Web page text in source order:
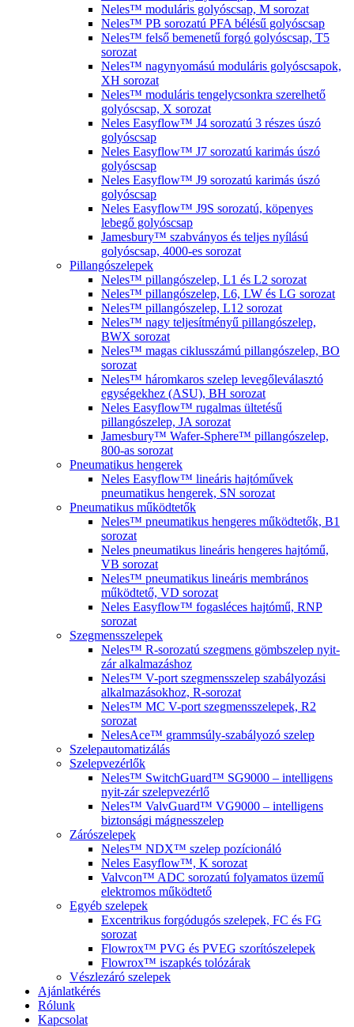
Neles™ moduláris golyóscsap, M sorozat
Neles™ PB sorozatú PFA bélésű golyóscsap
Neles™ felső bemenetű forgó golyóscsap, T5
sorozat
Neles™ nagynyomású moduláris golyóscsapok,
XH sorozat
Neles™ moduláris tengelycsonkra szerelhető
golyóscsap, X sorozat
Neles Easyflow™ J4 sorozatú 3 részes úszó
golyóscsap
Neles Easyflow™ J7 sorozatú karimás úszó
golyóscsap
Neles Easyflow™ J9 sorozatú karimás úszó
golyóscsap
Neles Easyflow™ J9S sorozatú, köpenyes
lebegő golyóscsap
Jamesbury™ szabványos és teljes nyílású
golyóscsap, 4000-es sorozat
Pillangószelepek
Neles™ pillangószelep, L1 és L2 sorozat
Neles™ pillangószelep, L6, LW és LG sorozat
Neles™ pillangószelep, L12 sorozat
Neles™ nagy teljesítményű pillangószelep,
BWX sorozat
Neles™ magas ciklusszámú pillangószelep, BO
sorozat
Neles™ háromkaros szelep levegőleválasztó
egységekhez (ASU), BH sorozat
Neles Easyflow™ rugalmas ültetésű
pillangószelep, JA sorozat
Jamesbury™ Wafer-Sphere™ pillangószelep,
800-as sorozat
Pneumatikus hengerek
Neles Easyflow™ lineáris hajtóművek
pneumatikus hengerek, SN sorozat
Pneumatikus működtetők
Neles™ pneumatikus hengeres működtetők, B1
sorozat
Neles pneumatikus lineáris hengeres hajtómű,
VB sorozat
Neles™ pneumatikus lineáris membrános
működtető, VD sorozat
Neles Easyflow™ fogasléces hajtómű, RNP
sorozat
Szegmensszelepek
Neles™ R-sorozatú szegmens gömbszelep nyit-
zár alkalmazáshoz
Neles™ V-port szegmensszelep szabályozási
alkalmazásokhoz, R-sorozat
Neles™ MC V-port szegmensszelepek, R2
sorozat
NelesAce™ grammsúly-szabályozó szelep
Szelepautomatizálás
Szelepvezérlők
Neles™ SwitchGuard™ SG9000 – intelligens
nyit-zár szelepvezérlő
Neles™ ValvGuard™ VG9000 – intelligens
biztonsági mágnesszelep
Zárószelepek
Neles™ NDX™ szelep pozícionáló
Neles Easyflow™, K sorozat
Valvcon™ ADC sorozatú folyamatos üzemű
elektromos működtető
Egyéb szelepek
Excentrikus forgódugós szelepek, FC és FG
sorozat
Flowrox™ PVG és PVEG szorítószelepek
Flowrox™ iszapkés tolózárak
Vészlezáró szelepek
Ajánlatkérés
Rólunk
Kapcsolat